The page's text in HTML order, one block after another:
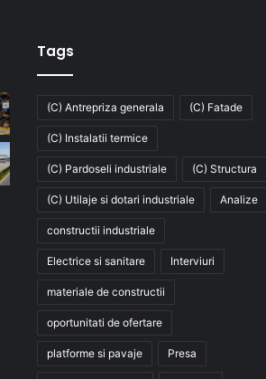
Tags
(C) Antrepriza generala (C) Fatade
(C) Instalatii termice
(C) Pardoseli industriale (C) Structura
(C) Utilaje si dotari industriale Analize
constructii industriale
Electrice si sanitare Interviuri
materiale de constructii
oportunitati de ofertare
platforme si pavaje Presa